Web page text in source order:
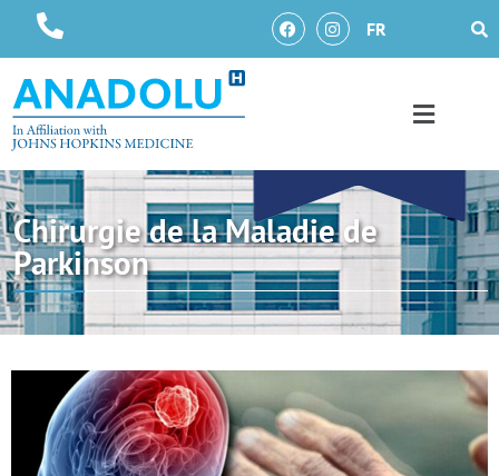
FR
Chirurgie de la Maladie de
Parkinson